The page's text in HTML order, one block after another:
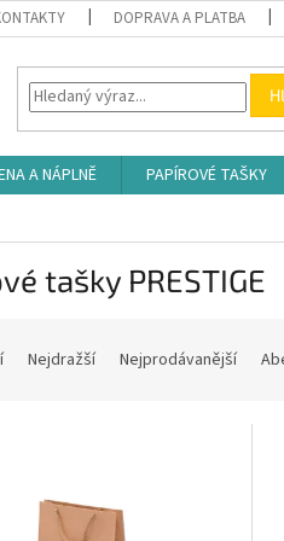
DOPRAVA A PLATBA
A NÁPLNĚ PAPÍROVÉ TAŠKY
tašky PRESTIGE
Nejdražší Nejprodávanější